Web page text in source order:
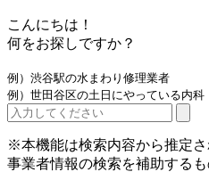
こんにちは！
何をお探しですか？
例）渋谷駅の水まわり修理業者
例）世田谷区の土日にやっている内科
※本機能は検索内容から推定さ
事業者情報の検索を補助するも